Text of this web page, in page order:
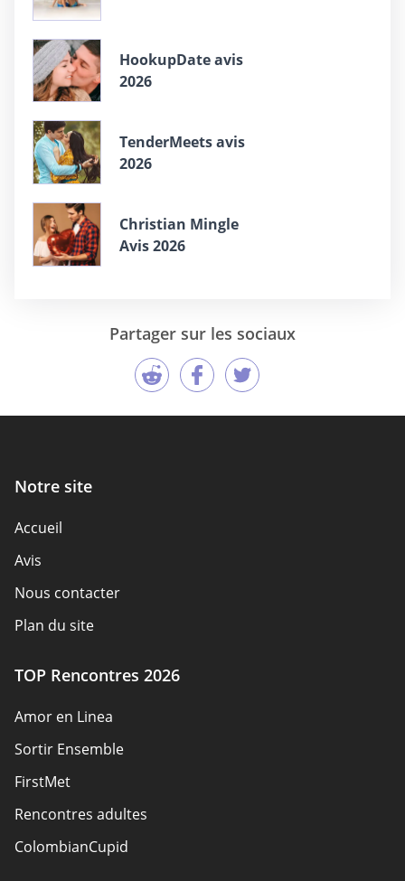
HookupDate avis
2026
TenderMeets avis
2026
Christian Mingle
Avis 2026
Partager sur les sociaux
Notre site
Accueil
Avis
Nous contacter
Plan du site
TOP Rencontres 2026
Amor en Linea
Sortir Ensemble
FirstMet
Rencontres adultes
ColombianCupid